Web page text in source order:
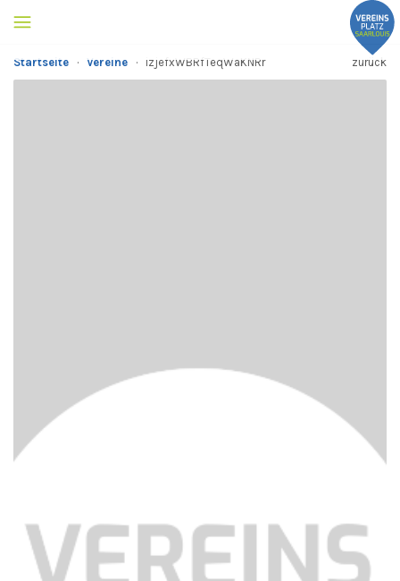
Startseite · Vereine · izjefxWBRfTeqWaKNRr zurück